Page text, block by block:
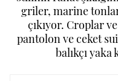
griler, marine
çıkıyor. Croplar
pantolon ve ceket
balıkçı